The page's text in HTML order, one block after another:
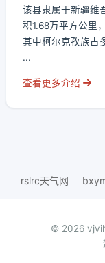
该县隶属于新疆维
积1.68万平方公里
其中柯尔克孜族占
...
查看更多介绍
rslrc天气网
© 2026